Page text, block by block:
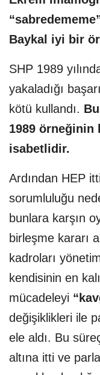
Baykal iyi bir
SHP 1989
yakaladığı
kötü kullandı.
1989 örneğinin
isabetlidir.
Ardından HEP
sorumluluğu
bunlara karşın
birleşme kararı
kadroları
kendisinin en
mücadeleyi
değişiklikleri ile
ele aldı. Bu
altına itti ve